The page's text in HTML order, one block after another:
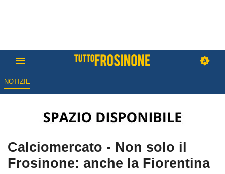
NOTIZIE
Calciomercato - Non solo il
Frosinone: anche la Fiorentina